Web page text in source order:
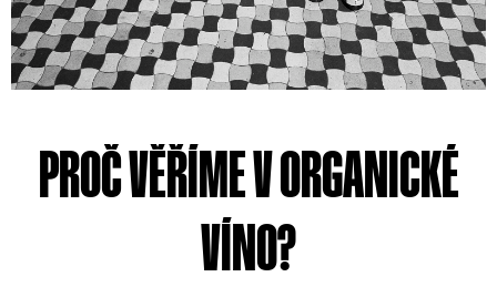
PROČ VĚŘÍME V ORGANICKÉ
VÍNO?